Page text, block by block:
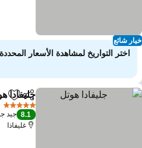
شائع
اختر التواريخ لمشاهدة الأسعار المحددة
مشاركة
جليفادا
8.1 جيد جدًا
غليفاذا